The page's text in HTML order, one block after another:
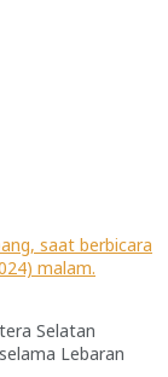
saat berbicara
malam.
Selatan
Lebaran